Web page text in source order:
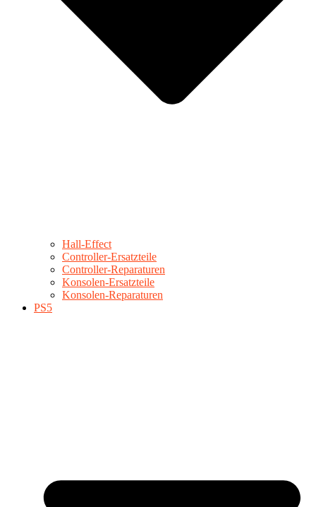
Hall-Effect
Controller-Ersatzteile
Controller-Reparaturen
Konsolen-Ersatzteile
Konsolen-Reparaturen
PS5